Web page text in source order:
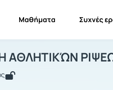
Μαθήματα Συχνές
ΑΝΑΛΥΣΗ
ΑΘΛΗΤΙΚΏΝ